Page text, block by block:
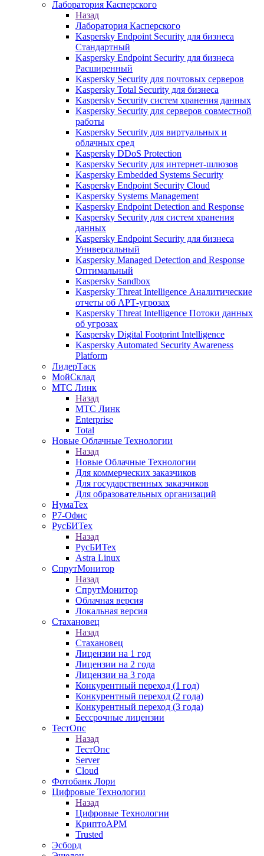
Лаборатория Касперского
Назад
Лаборатория Касперского
Kaspersky Endpoint Security для бизнеса
Стандартный
Kaspersky Endpoint Security для бизнеса
Расширенный
Kaspersky Security для почтовых серверов
Kaspersky Total Security для бизнеса
Kaspersky Security систем хранения данных
Kaspersky Security для серверов совместной
работы
Kaspersky Security для виртуальных и
облачных сред
Kaspersky DDoS Protection
Kaspersky Security для интернет-шлюзов
Kaspersky Embedded Systems Security
Kaspersky Endpoint Security Cloud
Kaspersky Systems Management
Kaspersky Endpoint Detection and Response
Kaspersky Security для систем хранения
данных
Kaspersky Endpoint Security для бизнеса
Универсальный
Kaspersky Managed Detection and Response
Оптимальный
Kaspersky Sandbox
Kaspersky Threat Intelligence Аналитические
отчеты об АРТ-угрозах
Kaspersky Threat Intelligence Потоки данных
об угрозах
Kaspersky Digital Footprint Intelligence
Kaspersky Automated Security Awareness
Platform
ЛидерТаск
МойСклад
МТС Линк
Назад
МТС Линк
Enterprise
Total
Новые Облачные Технологии
Назад
Новые Облачные Технологии
Для коммерческих заказчиков
Для государственных заказчиков
Для образовательных организаций
НумаТех
Р7-Офис
РусБИТех
Назад
РусБИТех
Astra Linux
СпрутМонитор
Назад
СпрутМонитор
Облачная версия
Локальная версия
Стахановец
Назад
Стахановец
Лицензии на 1 год
Лицензии на 2 года
Лицензии на 3 года
Конкурентный переход (1 год)
Конкурентный переход (2 года)
Конкурентный переход (3 года)
Бессрочные лицензии
ТестОпс
Назад
ТестОпс
Server
Cloud
Фотобанк Лори
Цифровые Технологии
Назад
Цифровые Технологии
КриптоАРМ
Trusted
Эсборд